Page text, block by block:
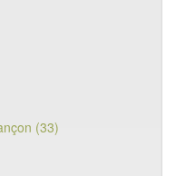
(33)